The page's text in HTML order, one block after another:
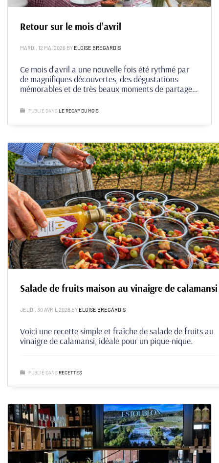
Retour sur le mois d’avril
MARDI, 12 MAI 2026 BY ELOISE BREGARDIS
Ce mois d’avril a une nouvelle fois été rythmé par
de magnifiques découvertes, des dégustations
mémorables et de très beaux moments de partage à
voyages gustatifs et expériences conviviales, voici
boutique.
PUBLIÉ DANS LE RECAP DU MOIS
Salade de fruits maison au vinaigre de calamansi
JEUDI, 30 AVRIL 2026 BY ELOISE BREGARDIS
Voici une recette simple et fraîche de salade de fruits au
vinaigre de calamansi, idéale pour un pique-nique.
PUBLIÉ DANS RECETTES